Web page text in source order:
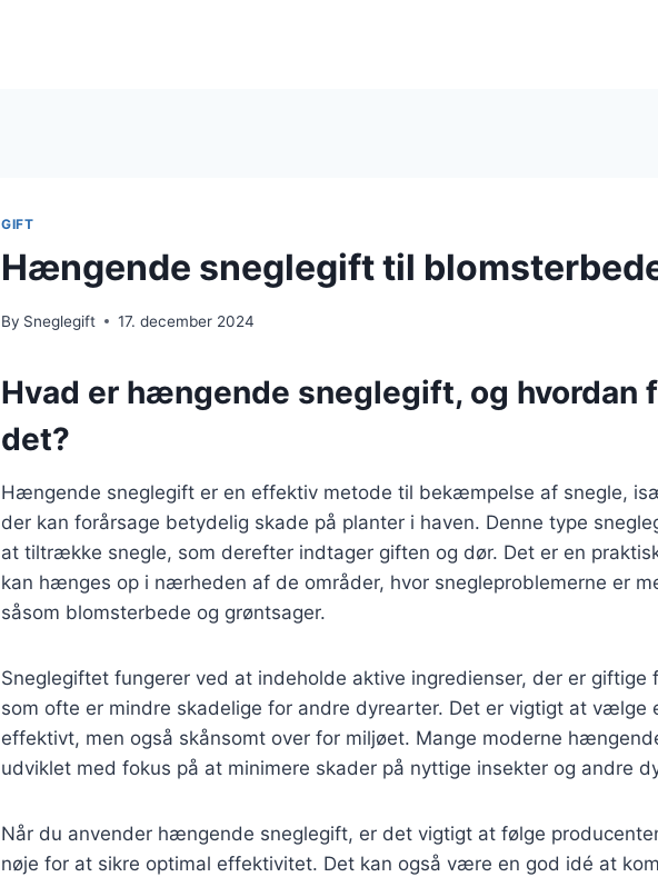
GIFT
Hængende sneglegift til
By Sneglegift 17. december 2024
Hvad er hængende sneglegift, og hvordan
det?
Hængende sneglegift er en effektiv metode til bekæmpelse af snegle,
der kan forårsage betydelig skade på planter i haven. Denne type
at tiltrække snegle, som derefter indtager giften og dør. Det er en
kan hænges op i nærheden af de områder, hvor snegleproblemerne er
såsom blomsterbede og grøntsager.
Sneglegiftet fungerer ved at indeholde aktive ingredienser, der er giftige
som ofte er mindre skadelige for andre dyrearter. Det er vigtigt at vælge
effektivt, men også skånsomt over for miljøet. Mange moderne
udviklet med fokus på at minimere skader på nyttige insekter og andre
Når du anvender hængende sneglegift, er det vigtigt at følge
nøje for at sikre optimal effektivitet. Det kan også være en god idé at